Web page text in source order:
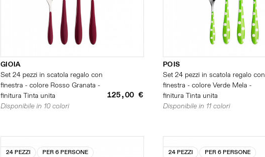
GIOIA
Set 24 pezzi in scatola regalo con
finestra - colore Rosso Granata -
finitura Tinta unita
125,00 €
Disponibile in 10 colori
POIS
Set 24 pezzi in scatola regalo con
finestra - colore Verde Mela -
finitura Tinta unita
Disponibile in 11 colori
24 PEZZI PER 6 PERSONE 24 PEZZI PER 6 PERSONE